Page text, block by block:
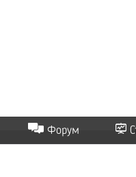
Форум